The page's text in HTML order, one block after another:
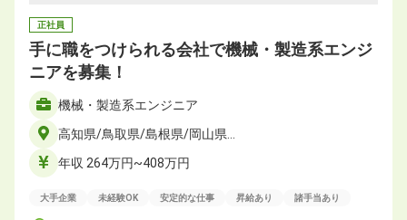
正社員
手に職をつけられる会社で機械・製造系エンジ
ニアを募集！
機械・製造系エンジニア
高知県/鳥取県/島根県/岡山県…
年収 264万円~408万円
大手企業 未経験OK 安定的な仕事 昇給あり 諸手当あり